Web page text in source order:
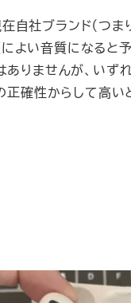
社ブランド（つま
よい音質になると
りませんが、い
確性からして高い